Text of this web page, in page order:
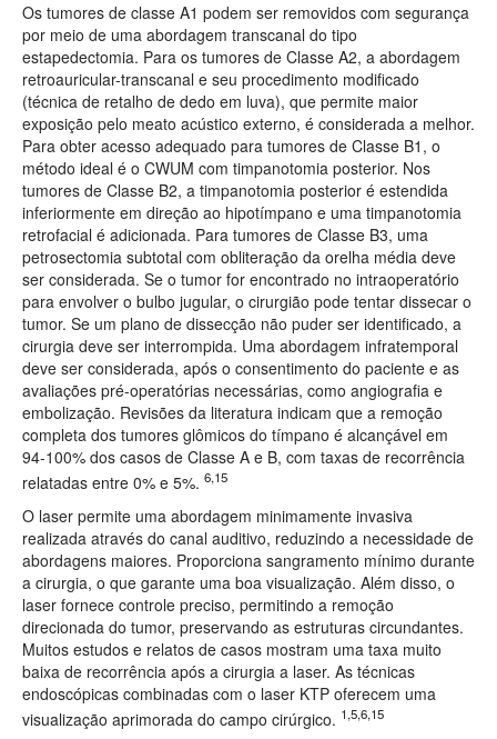
Os tumores de classe A1 podem ser removidos com segurança
por meio de uma abordagem transcanal do tipo
estapedectomia. Para os tumores de Classe A2, a abordagem
retroauricular-transcanal e seu procedimento modificado
(técnica de retalho de dedo em luva), que permite maior
exposição pelo meato acústico externo, é considerada a melhor.
Para obter acesso adequado para tumores de Classe B1, o
método ideal é o CWUM com timpanotomia posterior. Nos
tumores de Classe B2, a timpanotomia posterior é estendida
inferiormente em direção ao hipotímpano e uma timpanotomia
retrofacial é adicionada. Para tumores de Classe B3, uma
petrosectomia subtotal com obliteração da orelha média deve
ser considerada. Se o tumor for encontrado no intraoperatório
para envolver o bulbo jugular, o cirurgião pode tentar dissecar o
tumor. Se um plano de dissecção não puder ser identificado, a
cirurgia deve ser interrompida. Uma abordagem infratemporal
deve ser considerada, após o consentimento do paciente e as
avaliações pré-operatórias necessárias, como angiografia e
embolização. Revisões da literatura indicam que a remoção
completa dos tumores glômicos do tímpano é alcançável em
94-100% dos casos de Classe A e B, com taxas de recorrência
relatadas entre 0% e 5%. 6,15
O laser permite uma abordagem minimamente invasiva
realizada através do canal auditivo, reduzindo a necessidade de
abordagens maiores. Proporciona sangramento mínimo durante
a cirurgia, o que garante uma boa visualização. Além disso, o
laser fornece controle preciso, permitindo a remoção
direcionada do tumor, preservando as estruturas circundantes.
Muitos estudos e relatos de casos mostram uma taxa muito
baixa de recorrência após a cirurgia a laser. As técnicas
endoscópicas combinadas com o laser KTP oferecem uma
visualização aprimorada do campo cirúrgico. 1,5,6,15